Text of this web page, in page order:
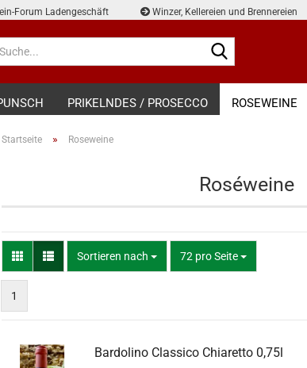
Forum Ladengeschäft Winzer, Kellereien und Brennereien
PRIKELNDES / PROSECCO ROSEWEINE
Startseite » Roseweine
Roséweine
Sortieren nach
Sortieren nach 72 pro Seite
pro Seite
1
Bardolino Classico Chiaretto 0,75l